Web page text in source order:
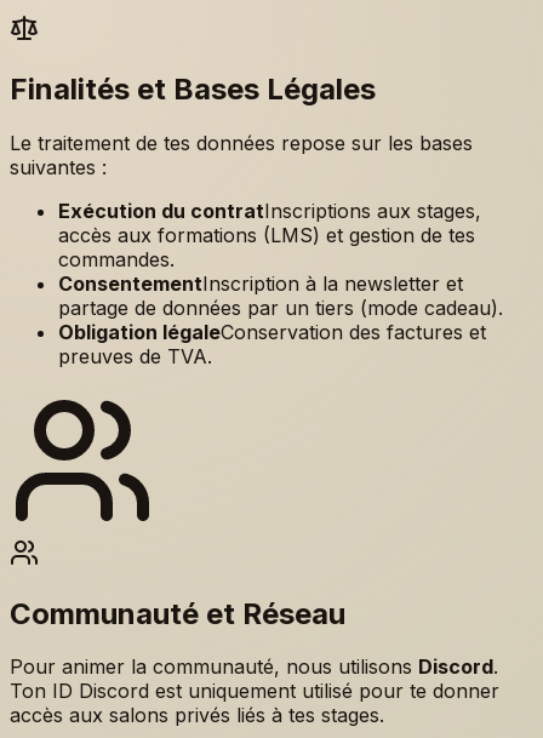
Finalités et Bases Légales
Le traitement de tes données repose sur les bases
suivantes :
Exécution du contratInscriptions aux stages,
accès aux formations (LMS) et gestion de tes
commandes.
ConsentementInscription à la newsletter et
partage de données par un tiers (mode cadeau).
Obligation légaleConservation des factures et
preuves de TVA.
Communauté et Réseau
Pour animer la communauté, nous utilisons Discord.
Ton ID Discord est uniquement utilisé pour te donner
accès aux salons privés liés à tes stages.